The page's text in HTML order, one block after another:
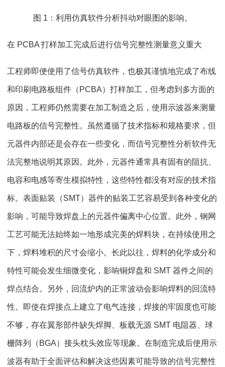
图 1：利用仿真软件分析抖动对眼图的影响。
在 PCBA 打样加工完成后进行信号完整性测量意义重大
工程师即便使用了信号仿真软件，也极其谨慎地完成了布线
和印刷电路板组件（PCBA）打样加工，但考虑到多方面的
原因，工程师仍然需要在加工制造之后，使用示波器来测量
电路板的信号完整性。虽然遵循了技术指标和规格要求，但
元器件内部还是会存在一些变化，而信号完整性分析软件无
法完整地说明其原因。此外，元器件通常具有固有的阻抗、
电容和电感等寄生模拟特性，这些特性都没有对应的技术指
标。表面贴装（SMT）器件的贴装工艺容易受到各种变化的
影响，可能导致焊盘上的元器件偏离中心位置。此外，钢网
工艺可能无法始终如一地形成完美的焊料块，在持续使用之
下，焊料堆积的尺寸会缩小。长此以往，焊料的化学成分和
特性可能会发生细微变化，影响铜焊盘和 SMT 器件之间的
焊点结合。另外，回流炉内的正常波动会影响焊料的回流特
性。即使在焊接点上建立了电气连接，焊接的牢固度也可能
不够，存在翼形部件缺失焊脚、板载无源 SMT 电阻器、球
栅阵列（BGA）接头枕头效应等现象。在制造完成后使用示
波器有助于全面评估和解决这些因素可能导致的信号完整性